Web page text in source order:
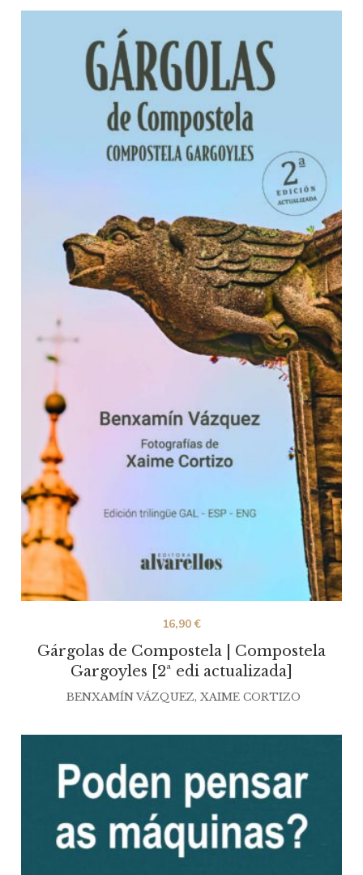
Gárgolas de Compostela | Compostela
Gargoyles [2ª edi actualizada]
16,90€
BENXAMÍN VÁZQUEZ, XAIME CORTIZO